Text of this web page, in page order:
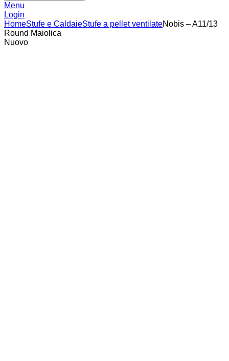
Menu
Login
HomeStufe e CaldaieStufe a pellet ventilateNobis – A11/13
Round Maiolica
Nuovo